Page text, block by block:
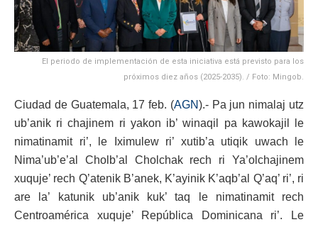
El periodo de implementación de esta iniciativa está previsto para los
próximos diez años (2025-2035). / Foto: Mingob.
Ciudad de Guatemala, 17 feb. (AGN).- Pa jun nimalaj utz
ub’anik ri chajinem ri yakon ib’ winaqil pa kawokajil le
nimatinamit ri’, le Iximulew ri’ xutib’a utiqik uwach le
Nima’ub’e’al Cholb’al Cholchak rech ri Ya’olchajinem
xuquje’ rech Q’atenik B’anek, K’ayinik K’aqb’al Q’aq’ ri’, ri
are la’ katunik ub’anik kuk’ taq le nimatinamit rech
Centroamérica xuquje’ República Dominicana ri’. Le